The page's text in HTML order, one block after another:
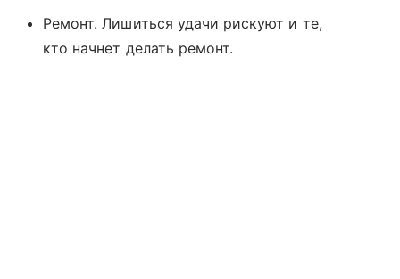
Ремонт. Лишиться удачи рискуют и те,
кто начнет делать ремонт.